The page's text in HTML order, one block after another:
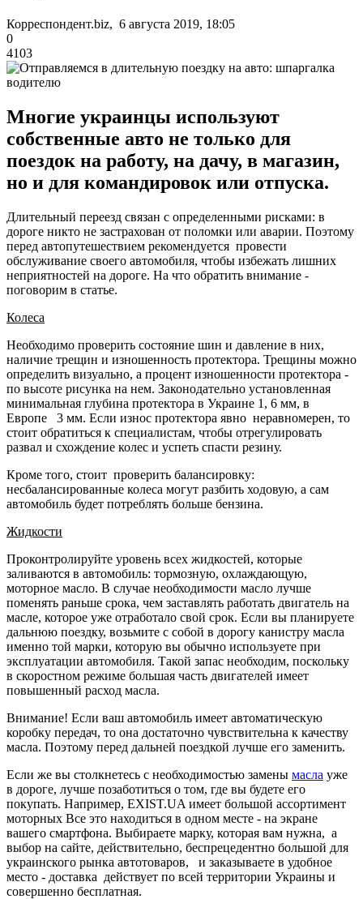
Корреспондент.biz, 6 августа 2019, 18:05
0
4103
Многие украинцы используют
собственные авто не только для
поездок на работу, на дачу, в магазин,
но и для командировок или отпуска.
Длительный переезд связан с определенными рисками: в
дороге никто не застрахован от поломки или аварии. Поэтому
перед автопутешествием рекомендуется провести
обслуживание своего автомобиля, чтобы избежать лишних
неприятностей на дороге. На что обратить внимание -
поговорим в статье.
Колеса
Необходимо проверить состояние шин и давление в них,
наличие трещин и изношенность протектора. Трещины можно
определить визуально, а процент изношенности протектора -
по высоте рисунка на нем. Законодательно установленная
минимальная глубина протектора в Украине 1, 6 мм, в
Европе 3 мм. Если износ протектора явно неравномерен, то
стоит обратиться к специалистам, чтобы отрегулировать
развал и схождение колес и успеть спасти резину.
Кроме того, стоит проверить балансировку:
несбалансированные колеса могут разбить ходовую, а сам
автомобиль будет потреблять больше бензина.
Жидкости
Проконтролируйте уровень всех жидкостей, которые
заливаются в автомобиль: тормозную, охлаждающую,
моторное масло. В случае необходимости масло лучше
поменять раньше срока, чем заставлять работать двигатель на
масле, которое уже отработало свой срок. Если вы планируете
дальнюю поездку, возьмите с собой в дорогу канистру масла
именно той марки, которую вы обычно используете при
эксплуатации автомобиля. Такой запас необходим, поскольку
в скоростном режиме большая часть двигателей имеет
повышенный расход масла.
Внимание! Если ваш автомобиль имеет автоматическую
коробку передач, то она достаточно чувствительна к качеству
масла. Поэтому перед дальней поездкой лучше его заменить.
Если же вы столкнетесь с необходимостью замены масла уже
в дороге, лучше позаботиться о том, где вы будете его
покупать. Например, EXIST.UA имеет большой ассортимент
моторных Все это находиться в одном месте - на экране
вашего смартфона. Выбираете марку, которая вам нужна, а
выбор на сайте, действительно, беспрецедентно большой для
украинского рынка автотоваров, и заказываете в удобное
место - доставка действует по всей территории Украины и
совершенно бесплатная.